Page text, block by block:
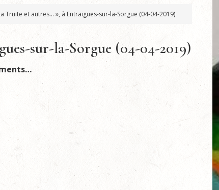
Truite et autres… », à Entraigues-sur-la-Sorgue (04-04-2019)
sur-la-Sorgue (04-04-2019)